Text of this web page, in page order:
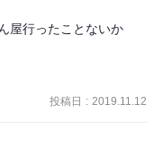
屋行ったことないか
投稿日 : 2019.11.12